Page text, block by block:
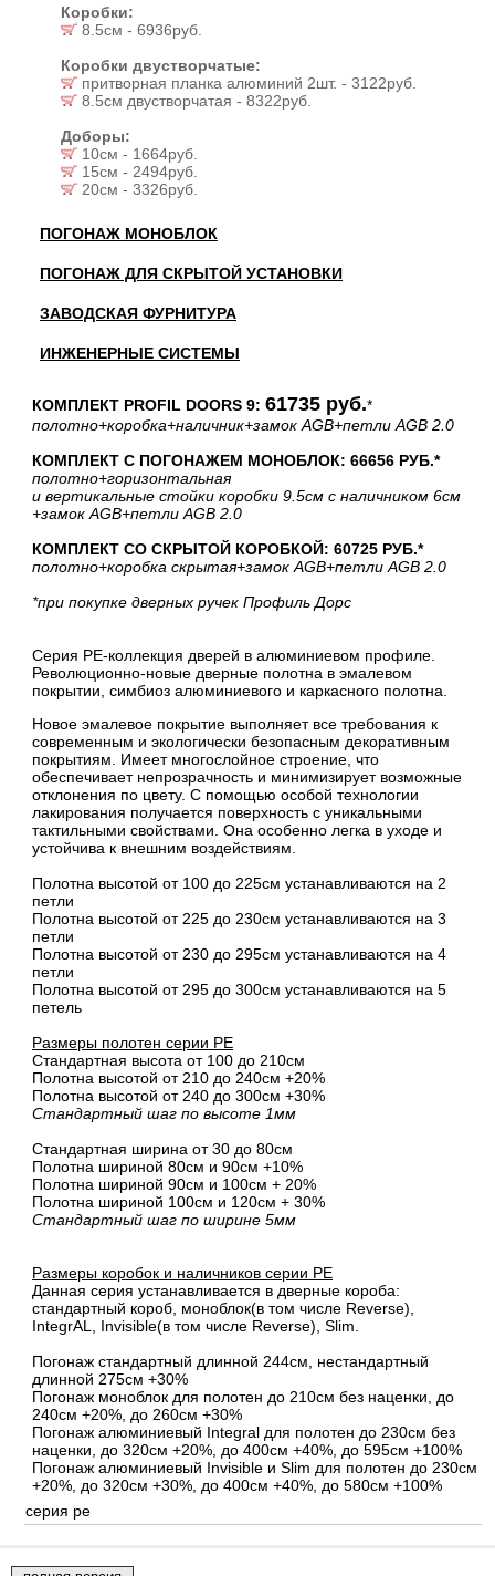
Коробки:
8.5см - 6936руб.
Коробки двустворчатые:
притворная планка алюминий 2шт. - 3122руб.
8.5см двустворчатая - 8322руб.
Доборы:
10см - 1664руб.
15см - 2494руб.
20см - 3326руб.
ПОГОНАЖ МОНОБЛОК
ПОГОНАЖ ДЛЯ СКРЫТОЙ УСТАНОВКИ
ЗАВОДСКАЯ ФУРНИТУРА
ИНЖЕНЕРНЫЕ СИСТЕМЫ
КОМПЛЕКТ PROFIL DOORS 9: 61735 руб.*
полотно+коробка+наличник+замок AGB+петли AGB 2.0
КОМПЛЕКТ С ПОГОНАЖЕМ МОНОБЛОК: 66656 РУБ.*
полотно+горизонтальная
и вертикальные стойки коробки 9.5см с наличником 6см
+замок AGB+петли AGB 2.0
КОМПЛЕКТ СО СКРЫТОЙ КОРОБКОЙ: 60725 РУБ.*
полотно+коробка скрытая+замок AGB+петли AGB 2.0
*при покупке дверных ручек Профиль Дорс
Серия PE-коллекция дверей в алюминиевом профиле.
Революционно-новые дверные полотна в эмалевом
покрытии, симбиоз алюминиевого и каркасного полотна.
Новое эмалевое покрытие выполняет все требования к
современным и экологически безопасным декоративным
покрытиям. Имеет многослойное строение, что
обеспечивает непрозрачность и минимизирует возможные
отклонения по цвету. С помощью особой технологии
лакирования получается поверхность с уникальными
тактильными свойствами. Она особенно легка в уходе и
устойчива к внешним воздействиям.
Полотна высотой от 100 до 225см устанавливаются на 2
петли
Полотна высотой от 225 до 230см устанавливаются на 3
петли
Полотна высотой от 230 до 295см устанавливаются на 4
петли
Полотна высотой от 295 до 300см устанавливаются на 5
петель
Размеры полотен серии PE
Стандартная высота от 100 до 210см
Полотна высотой от 210 до 240см +20%
Полотна высотой от 240 до 300см +30%
Стандартный шаг по высоте 1мм
Стандартная ширина от 30 до 80см
Полотна шириной 80cм и 90cм +10%
Полотна шириной 90см и 100см + 20%
Полотна шириной 100см и 120см + 30%
Стандартный шаг по ширине 5мм
Размеры коробок и наличников серии PE
Данная серия устанавливается в дверные короба:
стандартный короб, моноблок(в том числе Reverse),
IntegrAL, Invisible(в том числе Reverse), Slim.
Погонаж стандартный длинной 244см, нестандартный
длинной 275см +30%
Погонаж моноблок для полотен до 210см без наценки, до
240см +20%, до 260см +30%
Погонаж алюминиевый Integral для полотен до 230см без
наценки, до 320см +20%, до 400см +40%, до 595см +100%
Погонаж алюминиевый Invisible и Slim для полотен до 230см
+20%, до 320см +30%, до 400см +40%, до 580см +100%
серия pe